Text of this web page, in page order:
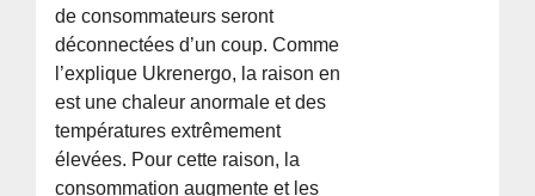
de consommateurs seront
déconnectées d’un coup. Comme
l’explique Ukrenergo, la raison en
est une chaleur anormale et des
températures extrêmement
élevées. Pour cette raison, la
consommation augmente et les